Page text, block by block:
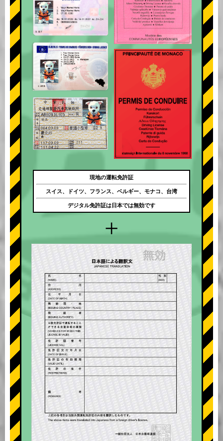
+
現地の運転免許証
スイス、ドイツ、フランス、ベルギー、モナコ、台湾
デジタル免許証は日本では無効です